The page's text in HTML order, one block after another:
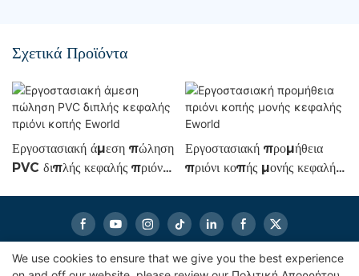
Σχετικά Προϊόντα
Εργοστασιακή άμεση πώληση
PVC διπλής κεφαλής πριόνι
Εργοστασιακή προμήθεια
πριόνι κοπής μονής κεφαλής
We use cookies to ensure that we give you the best experience